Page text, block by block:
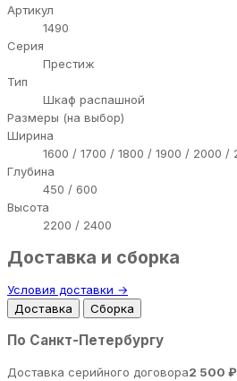
Артикул
1490
Серия
Престиж
Тип
Шкаф распашной
Размеры (на выбор)
Ширина
1600 / 1700 / 1800 / 1900 / 2000 /
Глубина
450 / 600
Высота
2200 / 2400
Доставка и сборка
Условия доставки →
Доставка
Сборка
По Санкт-Петербургу
Доставка серийного договора2 500 ₽